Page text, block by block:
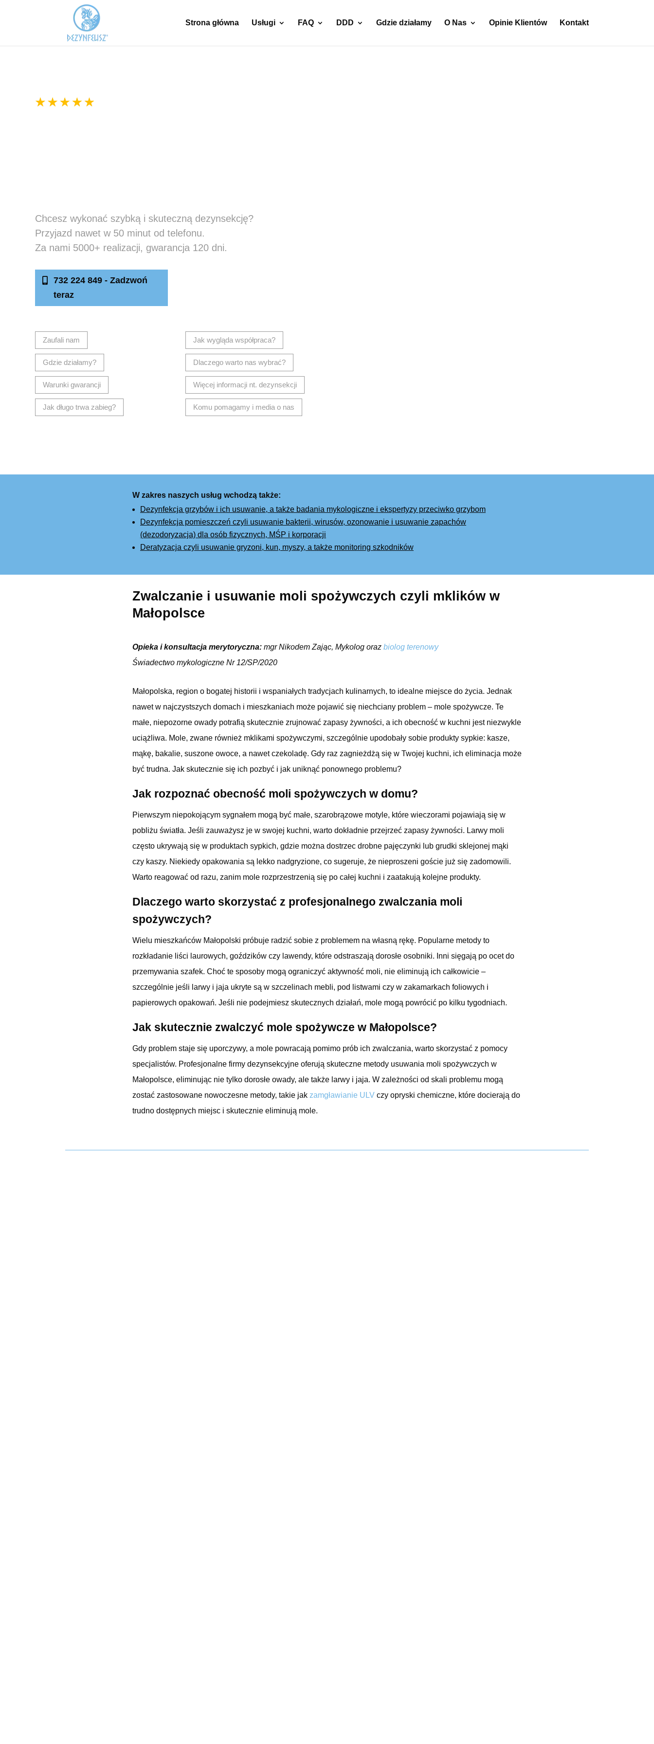
Strona główna Usługi FAQ DDD Gdzie działamy O Nas Opinie Klientów Kontakt
Chcesz wykonać szybką i skuteczną dezynsekcję?
Przyjazd nawet w 50 minut od telefonu.
Za nami 5000+ realizacji, gwarancja 120 dni.
732 224 849 - Zadzwoń
teraz
Zaufali nam
Gdzie działamy?
Warunki gwarancji
Jak długo trwa zabieg?
Jak wygląda współpraca?
Dlaczego warto nas wybrać?
Więcej informacji nt. dezynsekcji
Komu pomagamy i media o nas
W zakres naszych usług wchodzą także:
Dezynfekcja grzybów i ich usuwanie, a także badania mykologiczne i ekspertyzy przeciwko grzybom
Dezynfekcja pomieszczeń czyli usuwanie bakterii, wirusów, ozonowanie i usuwanie zapachów
(dezodoryzacja) dla osób fizycznych, MŚP i korporacji
Deratyzacja czyli usuwanie gryzoni, kun, myszy, a także monitoring szkodników
Zwalczanie i usuwanie moli spożywczych czyli mklików w
Małopolsce
Opieka i konsultacja merytoryczna: mgr Nikodem Zając, Mykolog oraz biolog terenowy
Świadectwo mykologiczne Nr 12/SP/2020
Małopolska, region o bogatej historii i wspaniałych tradycjach kulinarnych, to idealne miejsce do życia. Jednak
nawet w najczystszych domach i mieszkaniach może pojawić się niechciany problem – mole spożywcze. Te
małe, niepozorne owady potrafią skutecznie zrujnować zapasy żywności, a ich obecność w kuchni jest niezwykle
uciążliwa. Mole, zwane również mklikami spożywczymi, szczególnie upodobały sobie produkty sypkie: kasze,
mąkę, bakalie, suszone owoce, a nawet czekoladę. Gdy raz zagnieżdżą się w Twojej kuchni, ich eliminacja może
być trudna. Jak skutecznie się ich pozbyć i jak uniknąć ponownego problemu?
Jak rozpoznać obecność moli spożywczych w domu?
Pierwszym niepokojącym sygnałem mogą być małe, szarobrązowe motyle, które wieczorami pojawiają się w
pobliżu światła. Jeśli zauważysz je w swojej kuchni, warto dokładnie przejrzeć zapasy żywności. Larwy moli
często ukrywają się w produktach sypkich, gdzie można dostrzec drobne pajęczynki lub grudki sklejonej mąki
czy kaszy. Niekiedy opakowania są lekko nadgryzione, co sugeruje, że nieproszeni goście już się zadomowili.
Warto reagować od razu, zanim mole rozprzestrzenią się po całej kuchni i zaatakują kolejne produkty.
Dlaczego warto skorzystać z profesjonalnego zwalczania moli
spożywczych?
Wielu mieszkańców Małopolski próbuje radzić sobie z problemem na własną rękę. Popularne metody to
rozkładanie liści laurowych, goździków czy lawendy, które odstraszają dorosłe osobniki. Inni sięgają po ocet do
przemywania szafek. Choć te sposoby mogą ograniczyć aktywność moli, nie eliminują ich całkowicie –
szczególnie jeśli larwy i jaja ukryte są w szczelinach mebli, pod listwami czy w zakamarkach foliowych i
papierowych opakowań. Jeśli nie podejmiesz skutecznych działań, mole mogą powrócić po kilku tygodniach.
Jak skutecznie zwalczyć mole spożywcze w Małopolsce?
Gdy problem staje się uporczywy, a mole powracają pomimo prób ich zwalczania, warto skorzystać z pomocy
specjalistów. Profesjonalne firmy dezynsekcyjne oferują skuteczne metody usuwania moli spożywczych w
Małopolsce, eliminując nie tylko dorosłe owady, ale także larwy i jaja. W zależności od skali problemu mogą
zostać zastosowane nowoczesne metody, takie jak zamgławianie ULV czy opryski chemiczne, które docierają do
trudno dostępnych miejsc i skutecznie eliminują mole.